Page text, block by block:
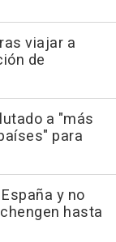
viajar a
de
a "más
para
y no
hasta